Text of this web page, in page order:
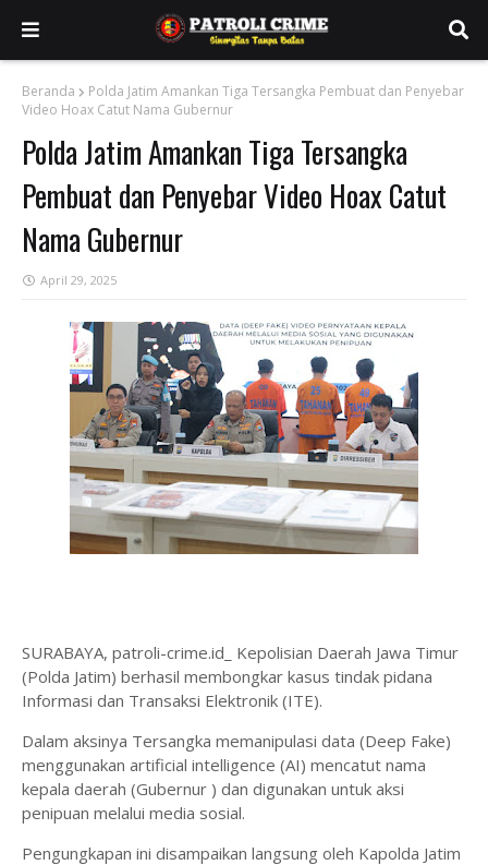
Beranda
Polda Jatim Amankan Tiga Tersangka Pembuat dan Penyebar
Video Hoax Catut Nama Gubernur
Polda Jatim Amankan Tiga Tersangka
Pembuat dan Penyebar Video Hoax Catut
Nama Gubernur
April 29, 2025
SURABAYA, patroli-crime.id_ Kepolisian Daerah Jawa Timur
(Polda Jatim) berhasil membongkar kasus tindak pidana
Informasi dan Transaksi Elektronik (ITE).
Dalam aksinya Tersangka memanipulasi data (Deep Fake)
menggunakan artificial intelligence (AI) mencatut nama
kepala daerah (Gubernur ) dan digunakan untuk aksi
penipuan melalui media sosial.
Pengungkapan ini disampaikan langsung oleh Kapolda Jatim